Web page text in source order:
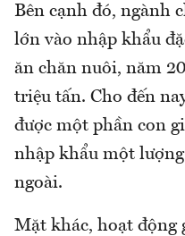
Bên cạnh đó, ngành
lớn vào nhập khẩu
ăn chăn nuôi, năm
triệu tấn. Cho đến
được một phần con
nhập khẩu một
ngoài.
Mặt khác, hoạt động